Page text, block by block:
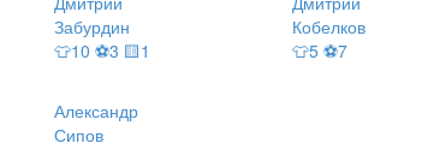
Забурдин
👕10 ⚽3 🟨1
Кобелков
👕5 ⚽7
Александр
Сипов